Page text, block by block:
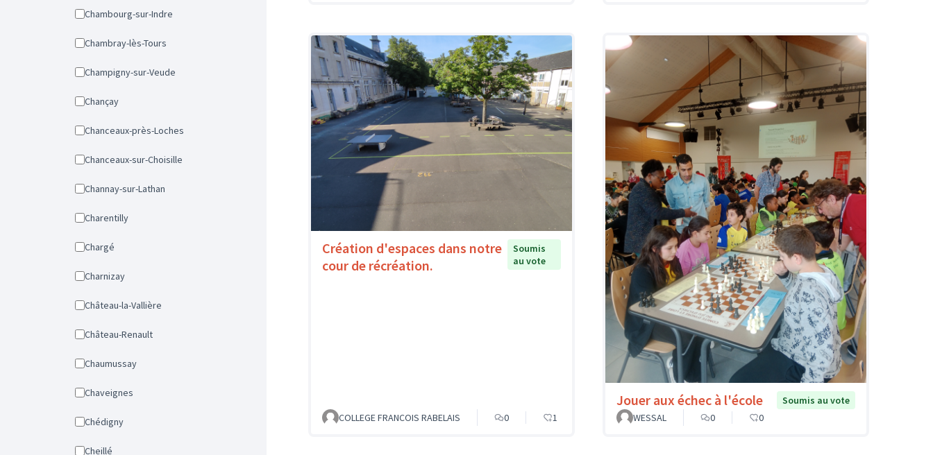
Chambourg-sur-Indre
Chambray-lès-Tours
Champigny-sur-Veude
Chançay
Chanceaux-près-Loches
Chanceaux-sur-Choisille
Channay-sur-Lathan
Charentilly
Chargé
Charnizay
Château-la-Vallière
Château-Renault
Chaumussay
Chaveignes
Chédigny
Cheillé
Création d'espaces dans notre
cour de récréation.
Soumis
au vote
COLLEGE FRANCOIS RABELAIS 0 1
Jouer aux échec à l'école
Soumis au vote
WESSAL
0 0